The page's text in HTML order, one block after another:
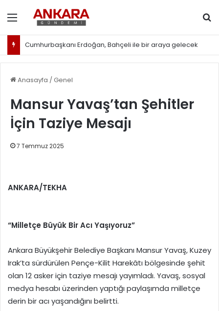
Menü
Cumhurbaşkanı Erdoğan, Bahçeli ile bir araya gelecek
Anasayfa / Genel
Mansur Yavaş’tan Şehitler
İçin Taziye Mesajı
7 Temmuz 2025
ANKARA/TEKHA
“Milletçe Büyük Bir Acı Yaşıyoruz”
Ankara Büyükşehir Belediye Başkanı Mansur Yavaş, Kuzey
Irak’ta sürdürülen Pençe-Kilit Harekâtı bölgesinde şehit
olan 12 asker için taziye mesajı yayımladı. Yavaş, sosyal
medya hesabı üzerinden yaptığı paylaşımda milletçe
derin bir acı yaşandığını belirtti.